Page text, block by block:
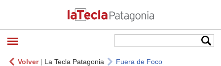
Volver| La Tecla Patagonia Fuera de Foco